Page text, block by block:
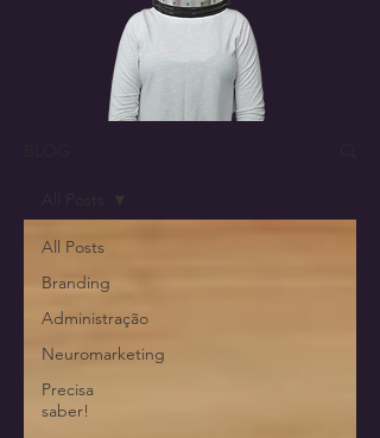
All Posts
Branding
Administração
Neuromarketing
Precisa
saber!